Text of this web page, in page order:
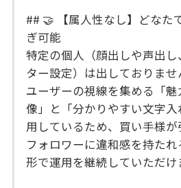
## 🤝 【属人性なし】どなた
ぎ可能
特定の個人（顔出しや声出
ター設定）は出しておりませ
ユーザーの視線を集める「
像」と「分かりやすい文字
用しているため、買い手様が
フォロワーに違和感を持た
形で運用を継続していただけ